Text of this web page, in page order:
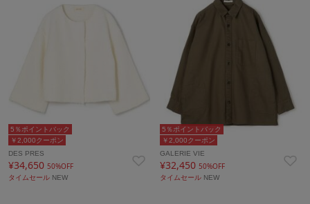
￥2,000クーポン
5％ポイントバック
DES PRES
¥34,650 50%OFF
タイムセール NEW
￥2,000クーポン
5％ポイントバック
GALERIE VIE
¥32,45050%OFF
タイムセール NEW